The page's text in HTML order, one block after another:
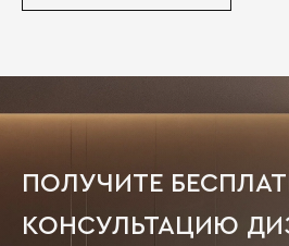
ПОЛУЧИТЕ
КОНСУЛЬТАЦИЮ